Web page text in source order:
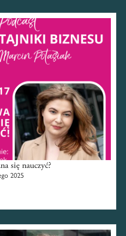
się nauczyć?
2025